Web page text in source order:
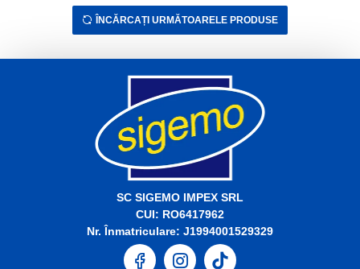
ÎNCĂRCAȚI URMĂTOARELE PRODUSE
SC SIGEMO IMPEX SRL
CUI: RO6417962
Nr. Înmatriculare: J1994001529329